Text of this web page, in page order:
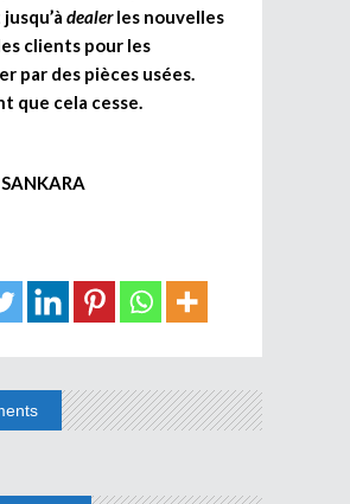
dealerles nouvelles
clients pour les
par des pièces usées.
que cela cesse.